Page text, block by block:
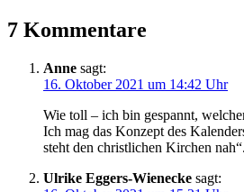
7 Kommentare
Anne sagt:
16. Oktober 2021 um 14:42 Uhr
Wie toll – ich bin gespannt,
Ich mag das Konzept des
steht den christlichen Kirchen nah“.
Ulrike Eggers-Wienecke sagt: